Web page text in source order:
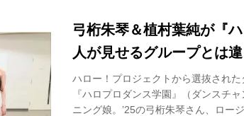
弓桁朱琴＆植村葉純が『
人が見せるグループとは
ハロー！プロジェクトから選抜され
『ハロプロダンス学園』（ダンスチ
ニング娘。’25の弓桁朱琴さん、ロー